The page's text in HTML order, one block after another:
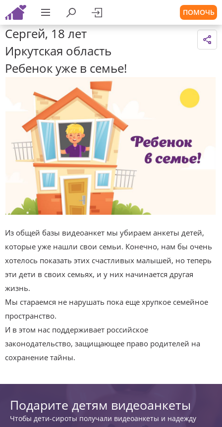
ПОМОЧЬ
Сергей, 18 лет
Иркутская область
Ребенок уже в семье!
Из общей базы видеоанкет мы убираем анкеты детей,
которые уже нашли свои семьи. Конечно, нам бы очень
хотелось показать этих счастливых малышей, но теперь
эти дети в своих семьях, и у них начинается другая
жизнь.
Мы стараемся не нарушать пока еще хрупкое семейное
пространство.
И в этом нас поддерживает российское
законодательство, защищающее право родителей на
сохранение тайны.
Подарите детям видеоанкеты
Чтобы дети-сироты получали видеоанкеты и надежду